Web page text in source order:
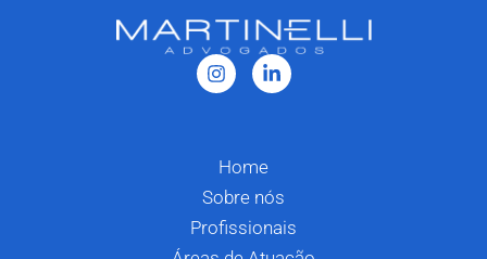
Home
Sobre nós
Profissionais